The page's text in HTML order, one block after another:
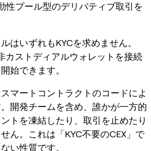
性プール型のデリバティブ取引を
はいずれもKYCを求めません。
カストディアルウォレットを接続
始できます。
マートコントラクトのコードによ
開発チームを含め、誰かが一方的
トを凍結したり、取引を止めたり
ん。これは「KYC不要のCEX」で
い性質です。